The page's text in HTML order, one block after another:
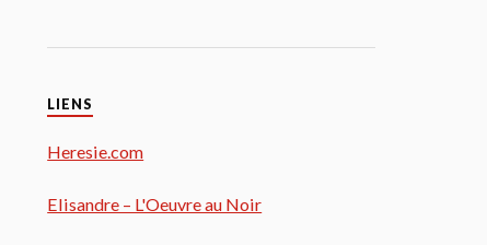
LIENS
Heresie.com
Elisandre – L'Oeuvre au Noir